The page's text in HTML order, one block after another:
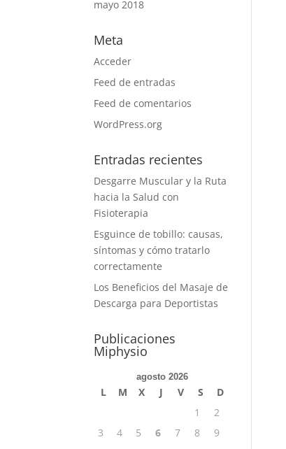
mayo 2018
Meta
Acceder
Feed de entradas
Feed de comentarios
WordPress.org
Entradas recientes
Desgarre Muscular y la Ruta
hacia la Salud con
Fisioterapia
Esguince de tobillo: causas,
síntomas y cómo tratarlo
correctamente
Los Beneficios del Masaje de
Descarga para Deportistas
Publicaciones
Miphysio
agosto 2026
L M X J V S
D
1
2
3
4 5 6 7 8
9